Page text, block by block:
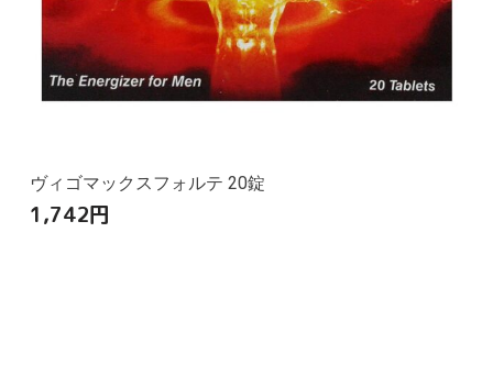
ヴィゴマックスフォルテ 20錠
1,742円